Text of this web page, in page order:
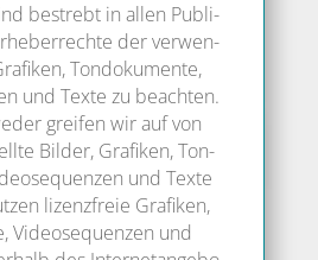
bestrebt in allen Publi­
der ver­wen­
Ton­do­ku­men­te,
und Tex­te zu beach­ten.
grei­fen wir auf von
Bil­der, Gra­fi­ken, Ton­
und Tex­te
lizenz­freie Gra­fi­ken,
Video­se­quen­zen und